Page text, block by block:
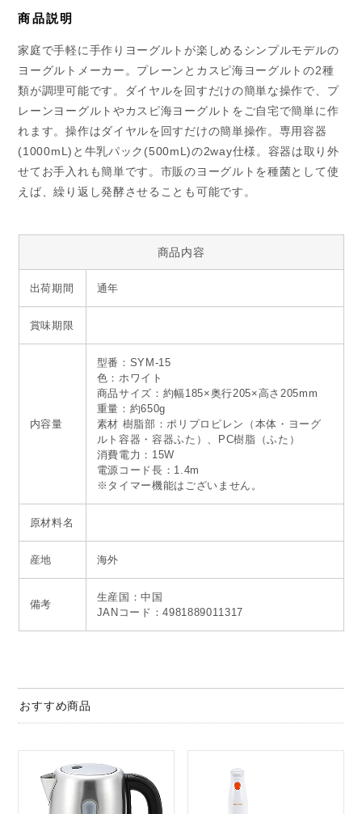
商品説明
家庭で手軽に手作りヨーグルトが楽しめるシンプルモデルの
ヨーグルトメーカー。プレーンとカスピ海ヨーグルトの2種
類が調理可能です。ダイヤルを回すだけの簡単な操作で、プ
レーンヨーグルトやカスピ海ヨーグルトをご自宅で簡単に作
れます。操作はダイヤルを回すだけの簡単操作。専用容器
(1000mL)と牛乳パック(500mL)の2way仕様。容器は取り外
せてお手入れも簡単です。市販のヨーグルトを種菌として使
えば、繰り返し発酵させることも可能です。
商品内容
出荷期間 通年
賞味期限
内容量
型番：SYM-15
色：ホワイト
商品サイズ：約幅185×奥行205×高さ205mm
重量：約650g
素材 樹脂部：ポリプロピレン（本体・ヨーグ
ルト容器・容器ふた）、PC樹脂（ふた）
消費電力：15W
電源コード長：1.4m
※タイマー機能はございません。
原材料名
産地 海外
備考
生産国：中国
JANコード：4981889011317
おすすめ商品